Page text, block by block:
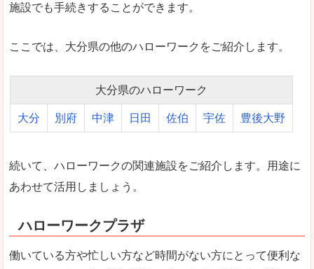
施設でも手続きすることができます。
ここでは、大分県の他のハローワークをご紹介します。
大分県のハローワーク
大分 別府 中津 日田 佐伯 宇佐 豊後大野
続いて、ハローワークの関連施設をご紹介します。用途に
あわせて活用しましょう。
ハローワークプラザ
働いている方や忙しい方など時間がない方にとって便利な